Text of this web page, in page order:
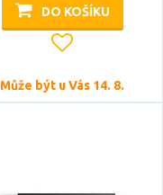
DO KOŠÍKU
Může být u Vás 14. 8.